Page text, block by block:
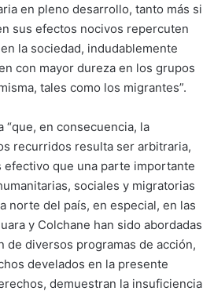
en pleno desarrollo, tanto más si
sus efectos nocivos repercuten
la sociedad, indudablemente
con mayor dureza en los grupos
tales como los migrantes”.
“que, en consecuencia, la
recurridos resulta ser arbitraria,
efectivo que una parte importante
sociales y migratorias
norte del país, en especial, en las
y Colchane han sido abordadas
de diversos programas de acción,
develados en la presente
demuestran la insuficiencia